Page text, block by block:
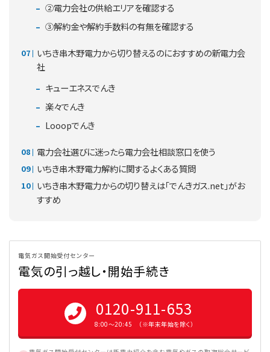
②電力会社の供給エリアを確認する
③解約金や解約手数料の有無を確認する
いちき串木野電力から切り替えるのにおすすめの新電力会
社
キューエネスでんき
楽々でんき
Looopでんき
電力会社選びに迷ったら電力会社相談窓口を使う
いちき串木野電力解約に関するよくある質問
いちき串木野電力からの切り替えは「でんきガス.net」がお
すすめ
電気ガス開始受付センター
電気の引っ越し・開始手続き
0120-911-653
8:00〜20:45 （※年末年始を除く）